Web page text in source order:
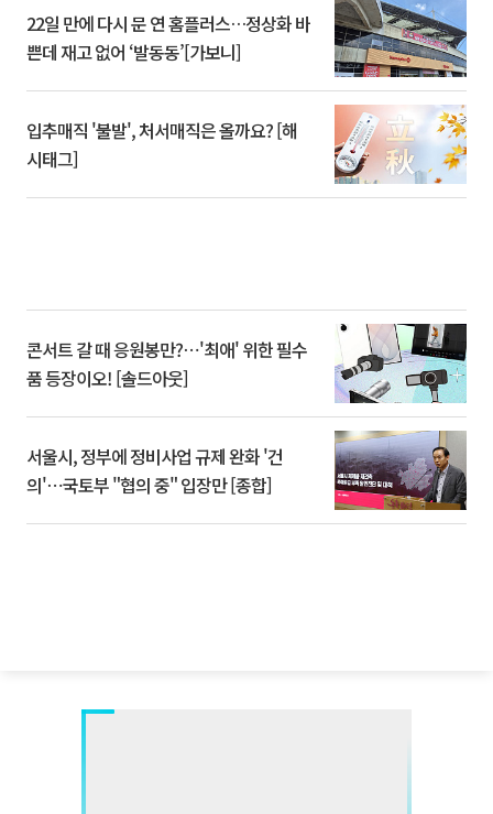
22일 만에 다시 문 연 홈플러스…정상화 바
쁜데 재고 없어 ‘발동동’[가보니]
입추매직 '불발', 처서매직은 올까요? [해
시태그]
콘서트 갈 때 응원봉만?⋯'최애' 위한 필수
품 등장이오! [솔드아웃]
서울시, 정부에 정비사업 규제 완화 '건
의'⋯국토부 "협의 중" 입장만 [종합]